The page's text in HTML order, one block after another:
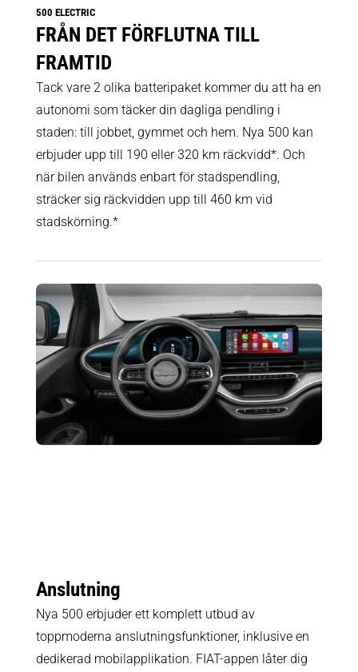
500 ELECTRIC
FRÅN DET FÖRFLUTNA TILL
FRAMTID
Tack vare 2 olika batteripaket kommer du att ha en
autonomi som täcker din dagliga pendling i
staden: till jobbet, gymmet och hem. Nya 500 kan
erbjuder upp till 190 eller 320 km räckvidd*. Och
när bilen används enbart för stadspendling,
sträcker sig räckvidden upp till 460 km vid
stadskörning.*
Anslutning
Nya 500 erbjuder ett komplett utbud av
toppmoderna anslutningsfunktioner, inklusive en
dedikerad mobilapplikation. FIAT-appen låter dig